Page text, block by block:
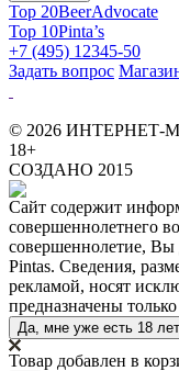
Top 20BeerAdvocate
Top 10Pinta’s
+7 (495) 12345-50
Задать вопрос
© 2026 ИНТЕРНЕТ-
18+
СОЗДАНО 2015
Сайт содержит
совершеннолетнего
совершеннолетие, Вы
Pintas. Сведения,
рекламой, носят
предназначены
Да, мне уже есть 18 лет
Товар добавлен в